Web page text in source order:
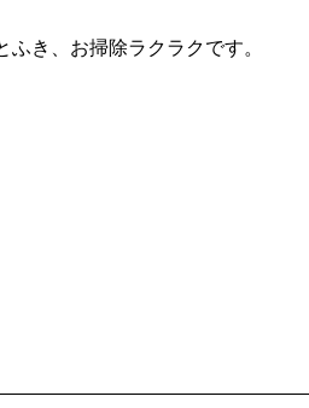
き、お掃除ラクラクです。